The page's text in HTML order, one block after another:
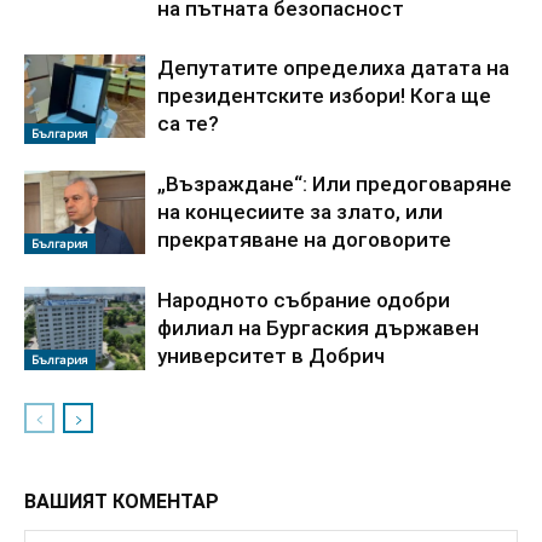
на пътната безопасност
България
Депутатите определиха датата на
президентските избори! Кога ще
са те?
България
„Възраждане“: Или предоговаряне
на концесиите за злато, или
прекратяване на договорите
България
Народното събрание одобри
филиал на Бургаския държавен
университет в Добрич
ВАШИЯТ КОМЕНТАР